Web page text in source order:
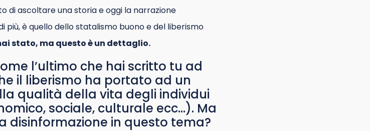
di ascoltare una storia e oggi la narrazione
più, è quello dello statalismo buono e del liberismo
stato, ma questo è un dettaglio.
l’ultimo che hai scritto tu ad
il liberismo ha portato ad un
qualità della vita degli individui
sociale, culturale ecc…). Ma
disinformazione in questo tema?